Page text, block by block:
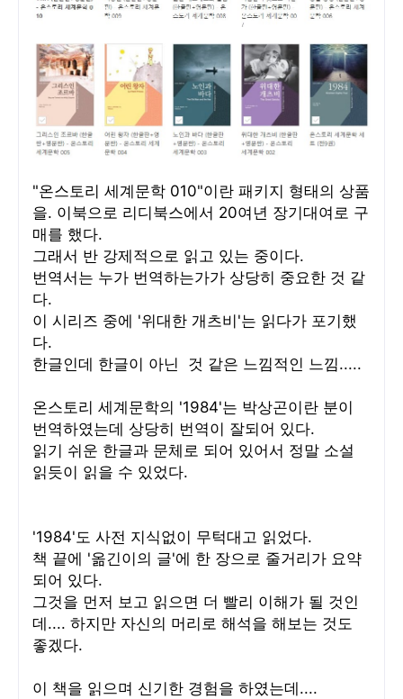
"온스토리 세계문학 010"이란 패키지 형태의 상품
을. 이북으로 리디북스에서 20여년 장기대여로 구
매를 했다.
그래서 반 강제적으로 읽고 있는 중이다.
번역서는 누가 번역하는가가 상당히 중요한 것 같
다.
이 시리즈 중에 '위대한 개츠비'는 읽다가 포기했
다.
한글인데 한글이 아닌 것 같은 느낌적인 느낌.....
온스토리 세계문학의 '1984'는 박상곤이란 분이
번역하였는데 상당히 번역이 잘되어 있다.
읽기 쉬운 한글과 문체로 되어 있어서 정말 소설
읽듯이 읽을 수 있었다.
'1984'도 사전 지식없이 무턱대고 읽었다.
책 끝에 '옮긴이의 글'에 한 장으로 줄거리가 요약
되어 있다.
그것을 먼저 보고 읽으면 더 빨리 이해가 될 것인
데.... 하지만 자신의 머리로 해석을 해보는 것도
좋겠다.
이 책을 읽으며 신기한 경험을 하였는데....